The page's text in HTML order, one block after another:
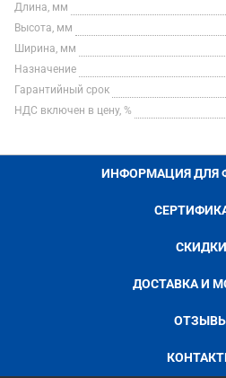
Длина, мм
Высота, мм
Ширина, мм
Назначение
Гарантийный срок
НДС включен в цену, %
ИНФОРМАЦИЯ ДЛЯ
СКИДКИ
ДОСТАВКА И